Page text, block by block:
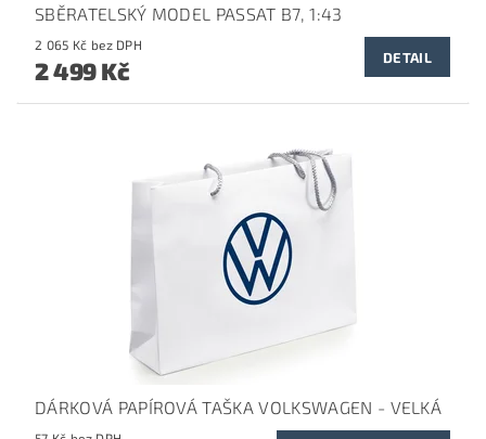
SBĚRATELSKÝ MODEL PASSAT B7, 1:43
2 065 Kč bez DPH
2 499 Kč DETAIL
DÁRKOVÁ PAPÍROVÁ TAŠKA VOLKSWAGEN - VELKÁ